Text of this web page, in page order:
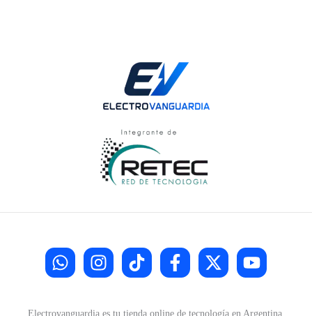
Electrovanguardia es tu tienda online de tecnología en Argentina.